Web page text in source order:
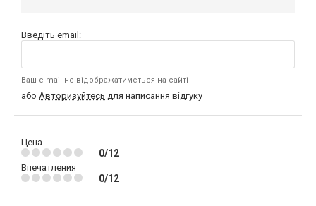
Введіть email:
Ваш e-mail не відображатиметься на сайті
або Авторизуйтесь для написання відгуку
Цена
0/12
Впечатления
0/12